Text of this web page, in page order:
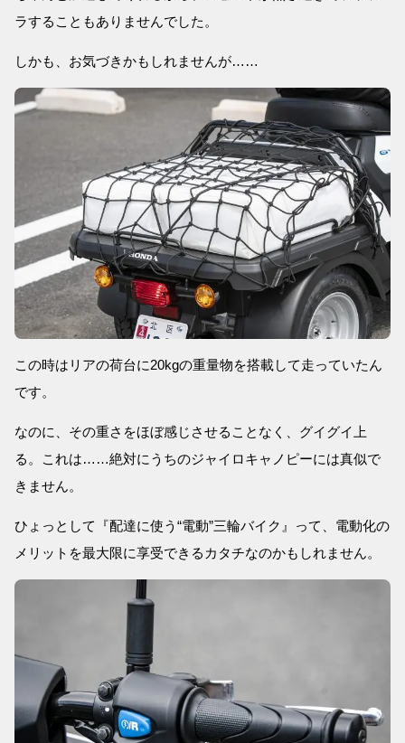
ラすることもありませんでした。
しかも、お気づきかもしれませんが……
この時はリアの荷台に20kgの重量物を搭載して走っていたん
です。
なのに、その重さをほぼ感じさせることなく、グイグイ上
る。これは……絶対にうちのジャイロキャノピーには真似で
きません。
ひょっとして『配達に使う“電動”三輪バイク』って、電動化の
メリットを最大限に享受できるカタチなのかもしれません。